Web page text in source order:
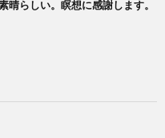
晴らしい。瞑想に感謝します。